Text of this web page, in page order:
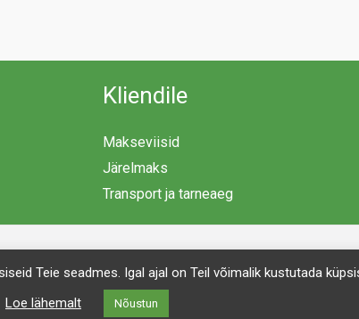
Kliendile
Makseviisid
Järelmaks
Transport ja tarneaeg
Teie seadmes. Igal ajal on Teil võimalik kustutada
Loe lähemalt
Nõustun